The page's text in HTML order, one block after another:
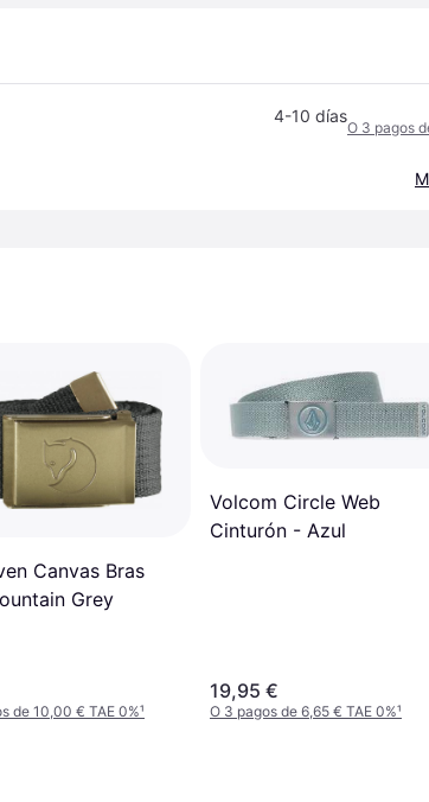
4-10 días
O 3 pagos
Canvas Bras
Grey
de 10,00 € TAE 0%¹
Volcom Circle Web
Cinturón - Azul
19,95 €
O 3 pagos de 6,65 € TAE 0%¹